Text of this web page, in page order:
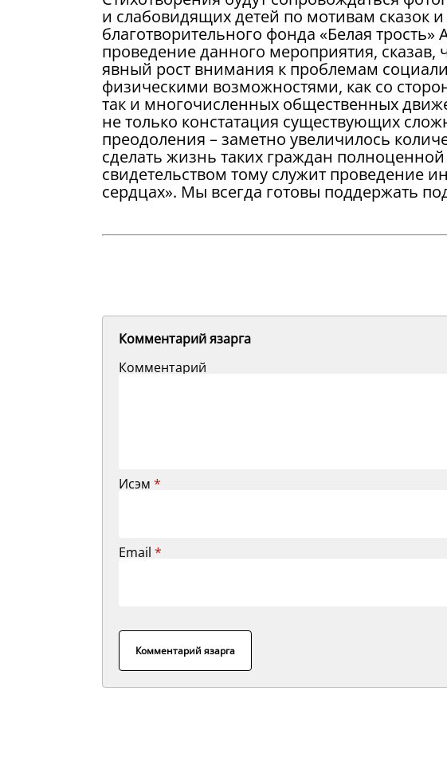
и слабовидящих детей по мотивам сказок
благотворительного фонда «Белая
проведение данного мероприятия, сказав,
явный рост внимания к проблемам
физическими возможностями, как со
так и многочисленных общественных
не только констатация существующих
преодоления – заметно увеличилось
сделать жизнь таких граждан
свидетельством тому служит проведение
сердцах». Мы всегда готовы поддержать
Комментарий язарга
Комментарий
Исэм *
Email *
Комментарий язарга